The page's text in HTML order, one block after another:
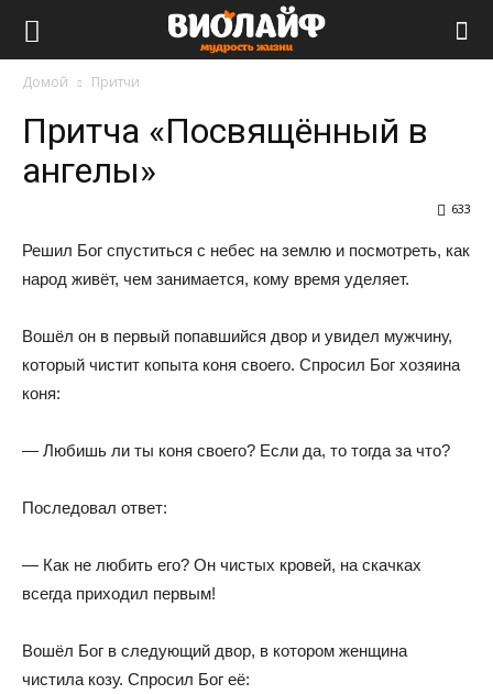
Домой Притчи
Притча «Посвящённый в
ангелы»
633
Решил Бог спуститься с небес на землю и посмотреть, как
народ живёт, чем занимается, кому время уделяет.
Вошёл он в первый попавшийся двор и увидел мужчину,
который чистит копыта коня своего. Спросил Бог хозяина
коня:
— Любишь ли ты коня своего? Если да, то тогда за что?
Последовал ответ:
— Как не любить его? Он чистых кровей, на скачках
всегда приходил первым!
Вошёл Бог в следующий двор, в котором женщина
чистила козу. Спросил Бог её: